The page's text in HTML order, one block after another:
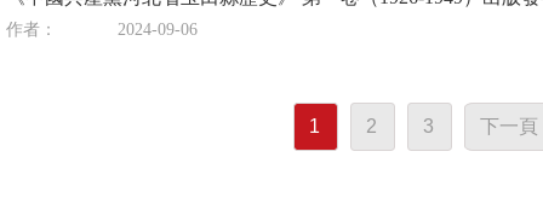
作者： 2024-09-06
1 2 3 下一頁